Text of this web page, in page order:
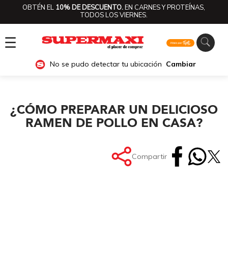
OBTÉN EL 10% DE DESCUENTO.EN CARNES Y PROTEÍNAS,
TODOS LOS VIERNES.
☰
No se pudo detectar tu ubicación Cambiar
¿CÓMO PREPARAR UN DELICIOSO
RAMEN DE POLLO EN CASA?
Compartir